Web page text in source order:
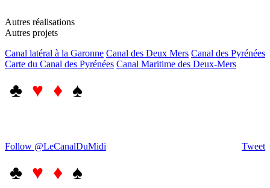
Autres réalisations
Autres projets
Canal latéral à la Garonne Canal des Deux Mers Canal des Pyrénées
Carte du Canal des Pyrénées Canal Maritime des Deux-Mers
♣ ♥ ♦ ♠
Tweet
Follow @LeCanalDuMidi
♣ ♥ ♦ ♠